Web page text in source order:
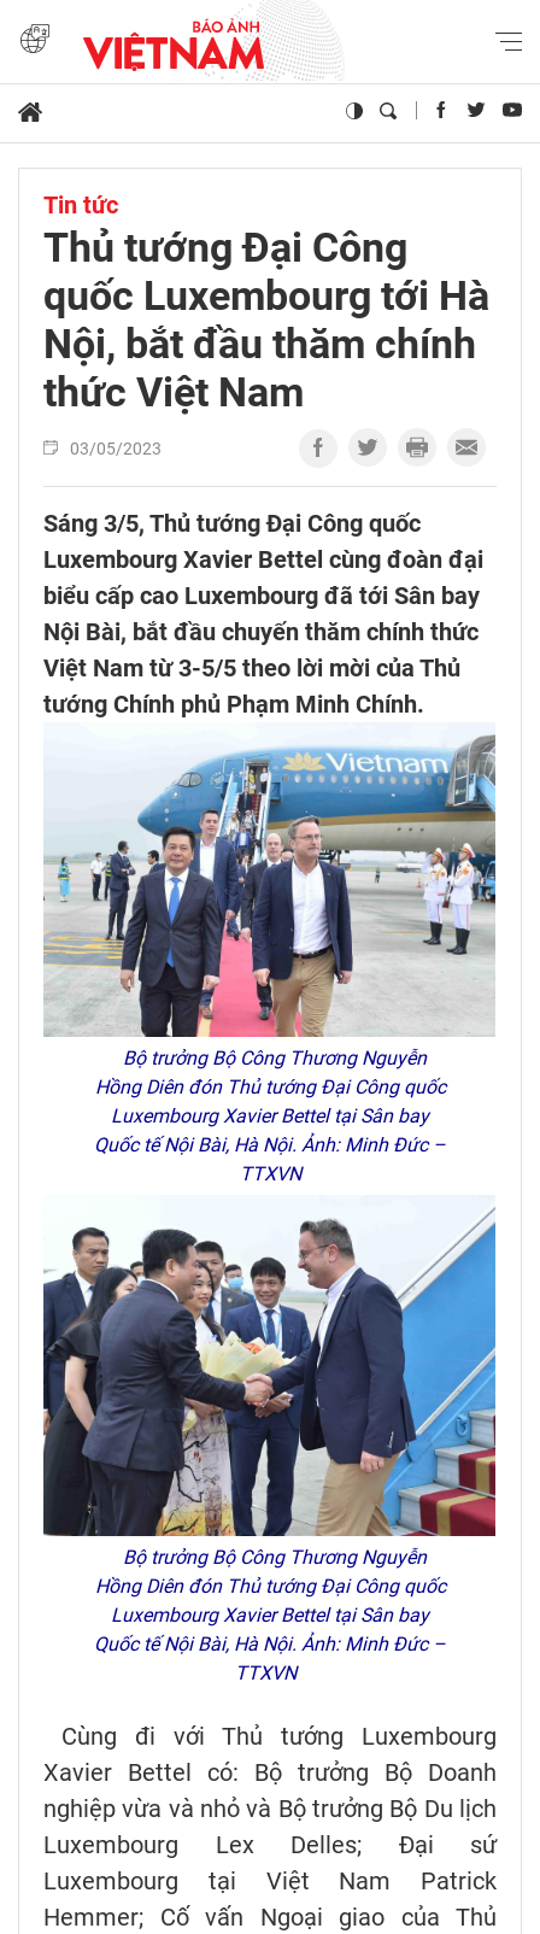
Tin tức
Thủ tướng Đại Công
quốc Luxembourg tới Hà
Nội, bắt đầu thăm chính
thức Việt Nam
03/05/2023
Sáng 3/5, Thủ tướng Đại Công quốc
Luxembourg Xavier Bettel cùng đoàn đại
biểu cấp cao Luxembourg đã tới Sân bay
Nội Bài, bắt đầu chuyến thăm chính thức
Việt Nam từ 3-5/5 theo lời mời của Thủ
tướng Chính phủ Phạm Minh Chính.
Bộ trưởng Bộ Công Thương Nguyễn
Hồng Diên đón Thủ tướng Đại Công quốc
Luxembourg Xavier Bettel tại Sân bay
Quốc tế Nội Bài, Hà Nội. Ảnh: Minh Đức –
TTXVN
Bộ trưởng Bộ Công Thương Nguyễn
Hồng Diên đón Thủ tướng Đại Công quốc
Luxembourg Xavier Bettel tại Sân bay
Quốc tế Nội Bài, Hà Nội. Ảnh: Minh Đức –
TTXVN
Cùng đi với Thủ tướng Luxembourg
Xavier Bettel có: Bộ trưởng Bộ Doanh
nghiệp vừa và nhỏ và Bộ trưởng Bộ Du lịch
Luxembourg Lex Delles; Đại sứ
Luxembourg tại Việt Nam Patrick
Hemmer; Cố vấn Ngoại giao của Thủ